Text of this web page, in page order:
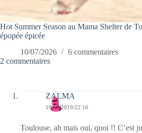
Hot Summer Season au Mama Shelter de
épopée épicée
10/07/2026
6 commentaires
2 commentaires
ZALMA
19/05/2019/22:16
Toulouse, ah mais oui, quoi !! C’est